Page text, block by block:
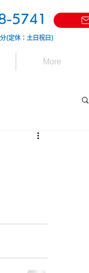
5741
(定休：土日祝日)
More